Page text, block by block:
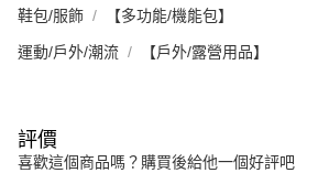
鞋包/服飾 【多功能/機能包】
運動/戶外/潮流 【戶外/露營用品】
評價
喜歡這個商品嗎？購買後給他一個好評吧